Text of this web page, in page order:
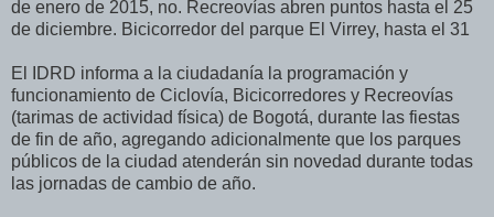
de enero de 2015, no. Recreovías abren puntos hasta el 25
de diciembre. Bicicorredor del parque El Virrey, hasta el 31
El IDRD informa a la ciudadanía la programación y
funcionamiento de Ciclovía, Bicicorredores y Recreovías
(tarimas de actividad física) de Bogotá, durante las fiestas
de fin de año, agregando adicionalmente que los parques
públicos de la ciudad atenderán sin novedad durante todas
las jornadas de cambio de año.